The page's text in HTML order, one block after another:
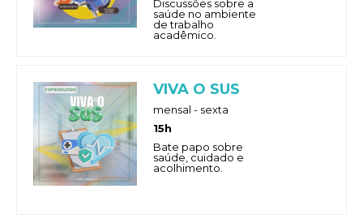
Discussões sobre a
saúde no ambiente
de trabalho
acadêmico.
VIVA O SUS
mensal - sexta
15h
Bate papo sobre
saúde, cuidado e
acolhimento.